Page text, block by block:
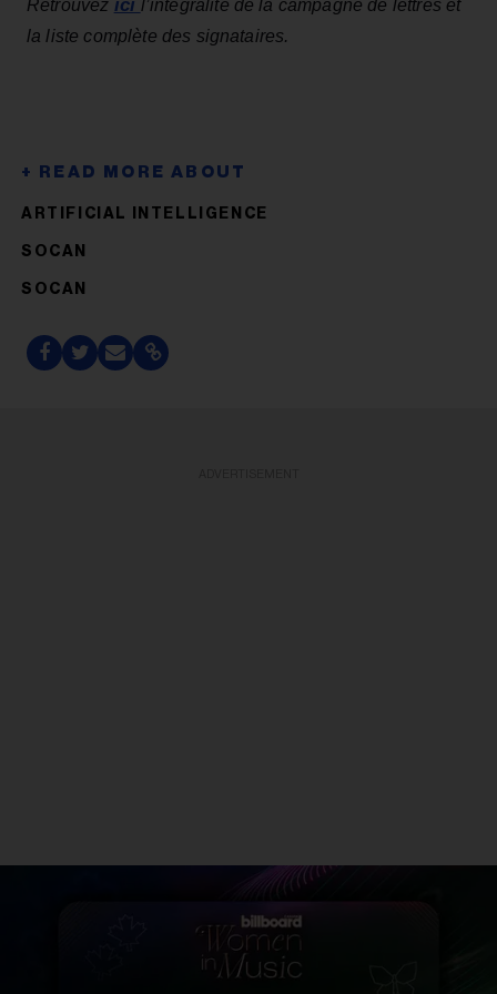
Retrouvez ici l’intégralité de la campagne de lettres et
la liste complète des signataires.
ARTIFICIAL INTELLIGENCE
SOCAN
SOCAN